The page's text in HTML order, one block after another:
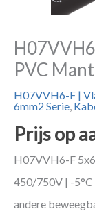
PVC
H07VVH6-F |
6mm2 Serie,
Prijs op
H07VVH6-F
450/750V | -
andere